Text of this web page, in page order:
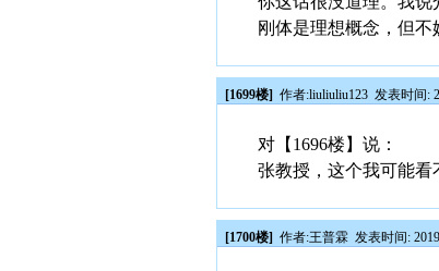
刚体是理想概念，但
[1699楼] 作者:liuliuliu123 发表时间:
对【1696楼】说：
张教授，这个我可能看
[1700楼] 作者:王普霖 发表时间: